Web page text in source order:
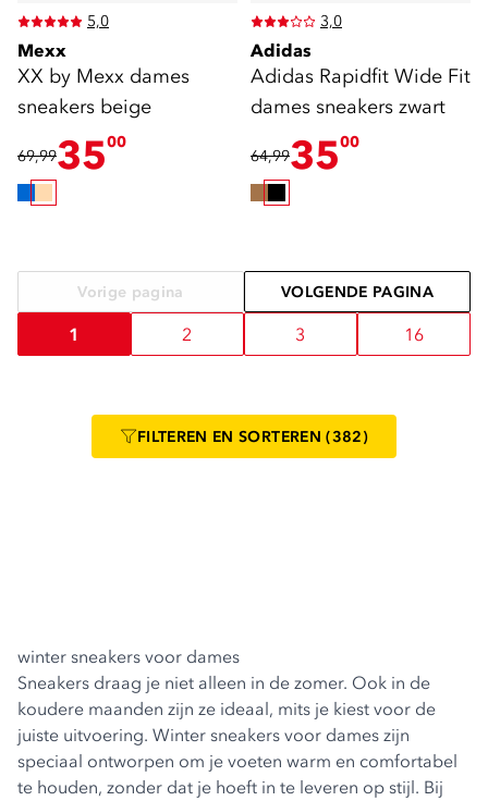
5,0
Mexx
XX by Mexx dames
sneakers beige
69,993500
3,0
Adidas
Adidas Rapidfit Wide Fit
dames sneakers zwart
64,993500
Vorige pagina VOLGENDE PAGINA
1 2 3 16
FILTEREN EN SORTEREN (382)
winter sneakers voor dames
Sneakers draag je niet alleen in de zomer. Ook in de
koudere maanden zijn ze ideaal, mits je kiest voor de
juiste uitvoering. Winter sneakers voor dames zijn
speciaal ontworpen om je voeten warm en comfortabel
te houden, zonder dat je hoeft in te leveren op stijl. Bij